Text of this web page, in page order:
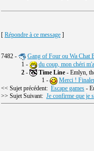
[ Répondre à ce message ]
7482 - Gang of Four ou Wa Chat
1 - du coup, mon chéri
2 - Time Line - Emlyn,
1 - Merci !
<< Sujet précédent: Escape games -
>> Sujet Suivant: Je confirme que je